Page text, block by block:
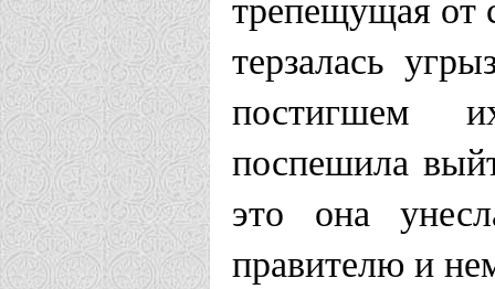
терзалась
постигшем
поспешила
это она
правителю и